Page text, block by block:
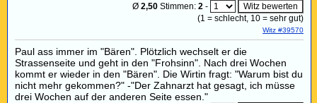
Ø 2,50 Stimmen: 2 -
(1 = schlecht, 10 = sehr gut)
Witz #39570
Paul ass immer im "Bären". Plötzlich wechselt er die
Strassenseite und geht in den "Frohsinn". Nach drei Wochen
kommt er wieder in den "Bären". Die Wirtin fragt: "Warum bist du
nicht mehr gekommen?" -"Der Zahnarzt hat gesagt, ich müsse
drei Wochen auf der anderen Seite essen."